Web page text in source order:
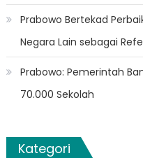
Prabowo Bertekad
Negara Lain sebagai
Prabowo: Pemerintah
70.000 Sekolah
Kategori